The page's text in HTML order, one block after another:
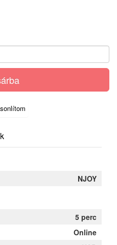
NJOY
5 perc
Online